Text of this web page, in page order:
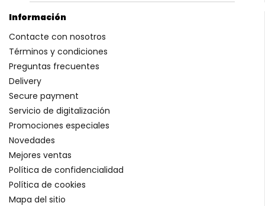
Información
Contacte con nosotros
Términos y condiciones
Preguntas frecuentes
Delivery
Secure payment
Servicio de digitalización
Promociones especiales
Novedades
Mejores ventas
Política de confidencialidad
Política de cookies
Mapa del sitio